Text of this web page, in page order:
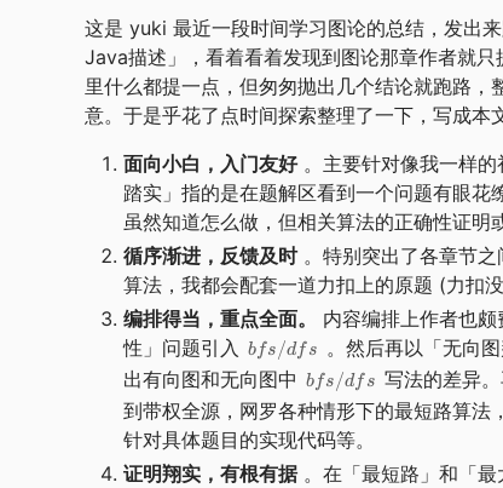
这是 yuki 最近一段时间学习图论的总结，发出
Java描述」，看着看着发现到图论那章作者就
里什么都提一点，但匆匆抛出几个结论就跑路
意。于是乎花了点时间探索整理了一下，写成本
面向小白，入门友好。主要针对像我一样的
踏实」指的是在题解区看到一个问题有眼
虽然知道怎么做，但相关算法的正确性证明
循序渐进，反馈及时。特别突出了各章节之
算法，我都会配套一道力扣上的原题 (力扣
编排得当，重点全面。
内容编排上作者也
性」问题引入
bfs /df s 。然后再以「无向
出有向图和无向图中
bfs /df s 写法的差异
到带权全源，网罗各种情形下的最短路算法
针对具体题目的实现代码等。
证明翔实，有根有据。在「最短路」和「最